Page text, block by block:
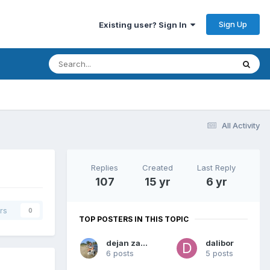
Existing user? Sign In Sign Up
All Activity
0
Replies
107
Created
15 yr
Last Reply
6 yr
TOP POSTERS IN THIS TOPIC
dejan zarkov
6 posts
dalibor
5 posts